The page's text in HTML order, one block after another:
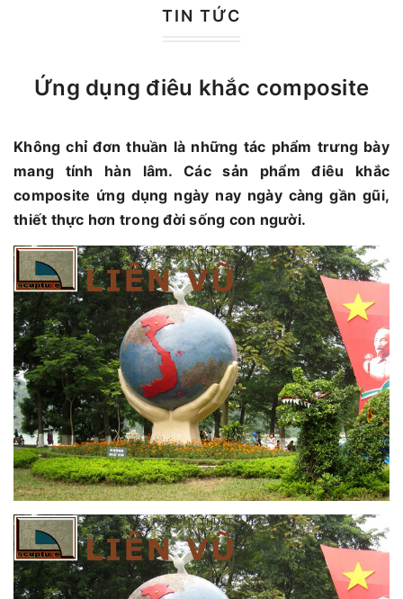
TIN TỨC
Ứng dụng điêu khắc composite
Không chỉ đơn thuần là những tác phẩm trưng bày
mang tính hàn lâm. Các sản phẩm điêu khắc
composite ứng dụng ngày nay ngày càng gần gũi,
thiết thực hơn trong đời sống con người.